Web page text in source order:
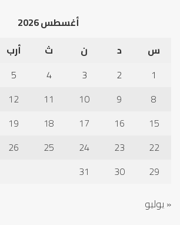
أغسطس 2026
س
د ن ث أرب
1
2
3
4
5
8
9
10
11
12
15
16
17
18
19
22
23
24
25
26
29
30
31
« يوليو